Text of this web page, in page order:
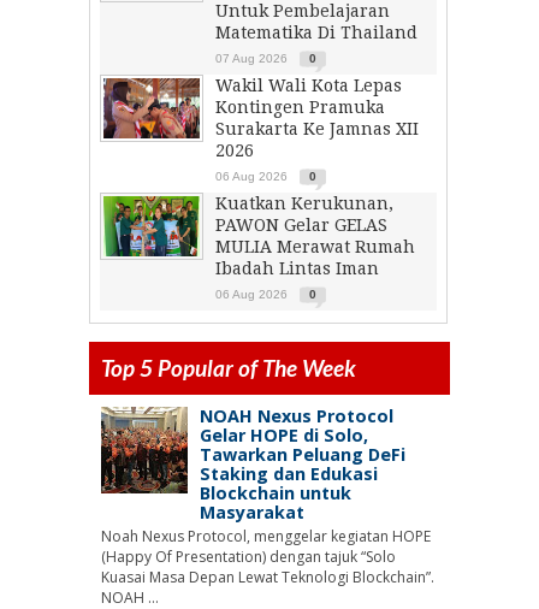
Untuk Pembelajaran
Matematika Di Thailand
07 Aug 2026 0
Wakil Wali Kota Lepas
Kontingen Pramuka
Surakarta Ke Jamnas XII
2026
06 Aug 2026 0
Kuatkan Kerukunan,
PAWON Gelar GELAS
MULIA Merawat Rumah
Ibadah Lintas Iman
06 Aug 2026 0
Top 5 Popular of The Week
NOAH Nexus Protocol
Gelar HOPE di Solo,
Tawarkan Peluang DeFi
Staking dan Edukasi
Blockchain untuk
Masyarakat
Noah Nexus Protocol, menggelar kegiatan HOPE
(Happy Of Presentation) dengan tajuk “Solo
Kuasai Masa Depan Lewat Teknologi Blockchain”.
NOAH ...